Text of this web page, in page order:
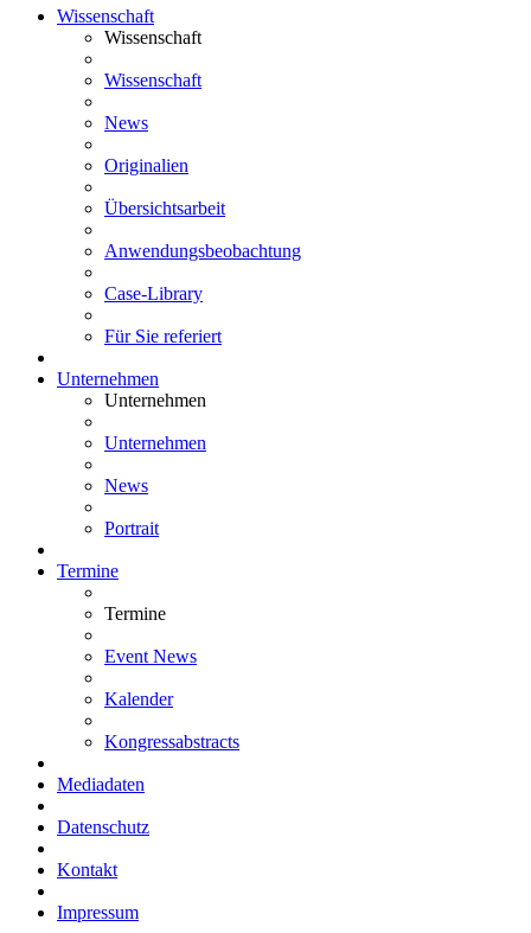
Wissenschaft
Wissenschaft
Wissenschaft
News
Originalien
Übersichtsarbeit
Anwendungsbeobachtung
Case-Library
Für Sie referiert
Unternehmen
Unternehmen
Unternehmen
News
Portrait
Termine
Termine
Event News
Kalender
Kongressabstracts
Mediadaten
Datenschutz
Kontakt
Impressum